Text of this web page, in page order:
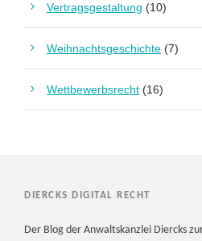
Vertragsgestaltung (10)
Weihnachtsgeschichte (7)
Wettbewerbsrecht (16)
DIERCKS DIGITAL RECHT
Der Blog der Anwaltskanzlei Diercks